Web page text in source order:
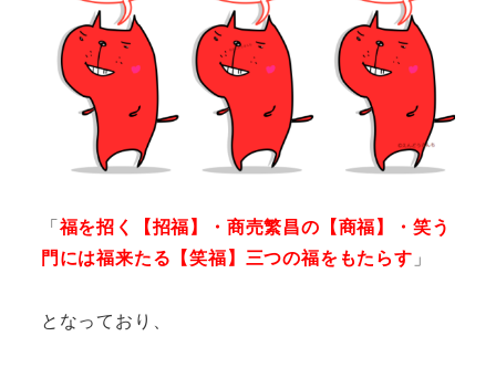
「福を招く【招福】・商売繁昌の【商福】・笑う
門には福来たる【笑福】三つの福をもたらす 」
となっており、